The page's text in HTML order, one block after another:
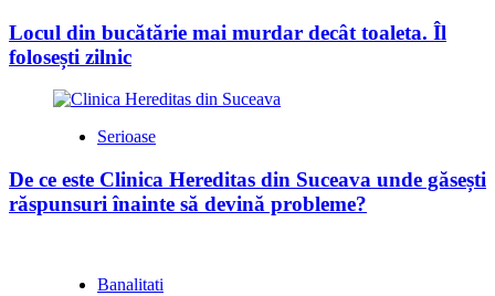
Locul din bucătărie mai murdar decât toaleta. Îl
folosești zilnic
Serioase
De ce este Clinica Hereditas din Suceava unde găsești
răspunsuri înainte să devină probleme?
Banalitati